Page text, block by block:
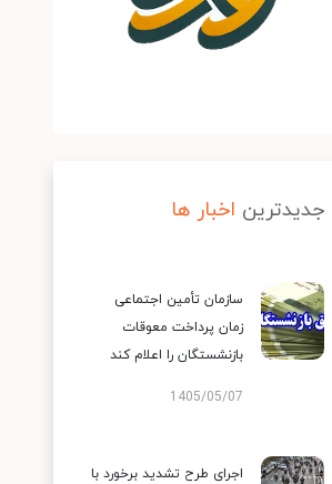
جدیدترین اخبار ها
سازمان تأمین اجتماعی
زمان پرداخت معوقات
بازنشستگان را اعلام کند
1405/05/07
اجرای طرح تشدید برخورد با